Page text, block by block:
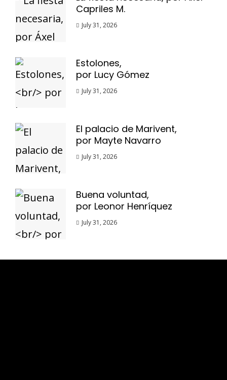
Capriles M.
July 31, 2026
Estolones,
por Lucy Gómez
July 31, 2026
El palacio de Marivent,
por Mayte Navarro
July 31, 2026
Buena voluntad,
por Leonor Henríquez
July 31, 2026